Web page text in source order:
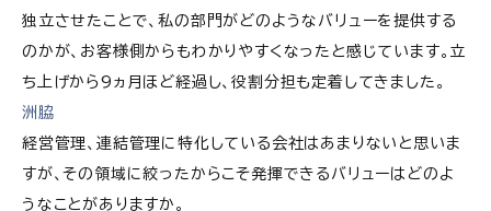
独立させたことで、私の部門がどのようなバリューを提供する
のかが、お客様側からもわかりやすくなったと感じています。立
ち上げから9ヵ月ほど経過し、役割分担も定着してきました。
洲脇
経営管理、連結管理に特化している会社はあまりないと思いま
すが、その領域に絞ったからこそ発揮できるバリューはどのよ
うなことがありますか。